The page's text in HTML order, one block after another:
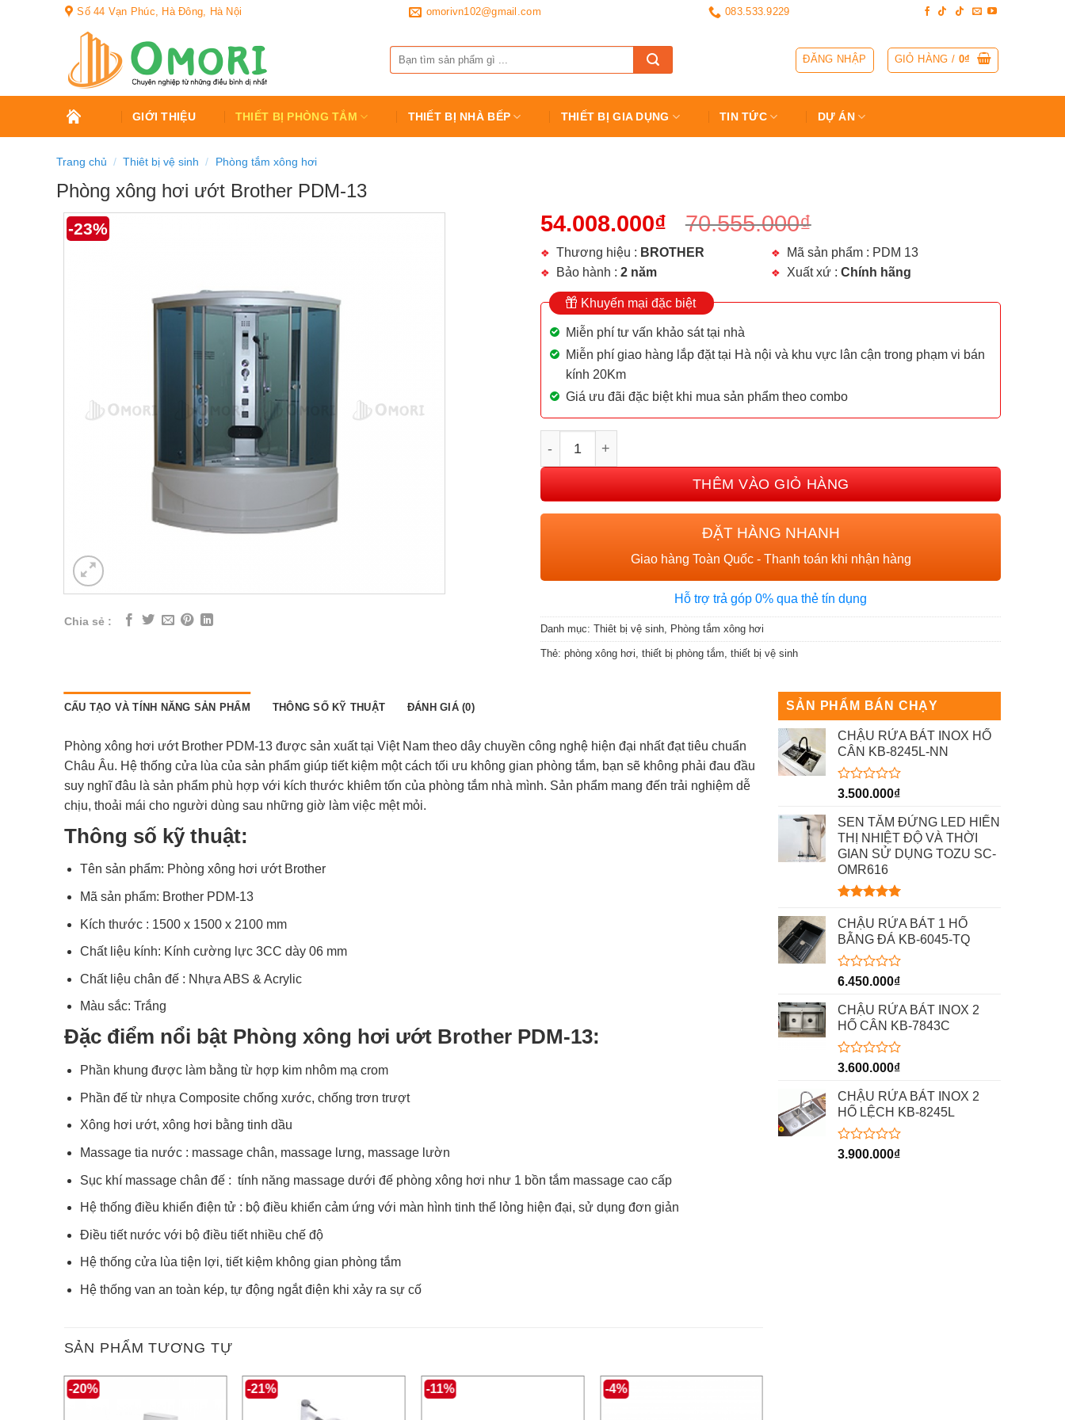
Số 44 Vạn Phúc, Hà Đông, Hà Nội omorivn102@gmail.com 083.533.9229
kiếm:
ĐĂNG NHẬP GIỎ HÀNG / 0₫
TRANG
CHỦ
GIỚI THIỆU THIẾT BỊ PHÒNG TẮM THIẾT BỊ NHÀ BẾP THIẾT BỊ GIA DỤNG TIN TỨC DỰ ÁN
Trang chủ / Thiêt bị vệ sinh / Phòng tắm xông hơi
Phòng xông hơi ướt Brother PDM-13
-23%
Chia sẻ :
54.008.000₫ 70.555.000₫
Thương hiệu : BROTHER
Bảo hành : 2 năm
Mã sản phẩm : PDM 13
Xuất xứ : Chính hãng
Khuyến mại đặc biệt
Miễn phí tư vấn khảo sát tại nhà
Miễn phí giao hàng lắp đặt tại Hà nội và khu vực lân cận trong phạm vi bán
kính 20Km
Giá ưu đãi đặc biệt khi mua sản phẩm theo combo
THÊM VÀO GIỎ HÀNG
ĐẶT HÀNG NHANH
Giao hàng Toàn Quốc - Thanh toán khi nhận hàng
Hỗ trợ trả góp 0% qua thẻ tín dụng
Danh mục: Thiêt bị vệ sinh, Phòng tắm xông hơi
Thẻ: phòng xông hơi, thiết bị phòng tắm, thiết bị vệ sinh
CẤU TẠO VÀ TÍNH NĂNG SẢN PHẨM THÔNG SỐ KỸ THUẬT ĐÁNH GIÁ (0)
Phòng xông hơi ướt Brother PDM-13 được sản xuất tại Việt Nam theo dây chuyền công nghệ hiện đại nhất đạt tiêu chuẩn
Châu Âu. Hệ thống cửa lùa của sản phẩm giúp tiết kiệm một cách tối ưu không gian phòng tắm, bạn sẽ không phải đau đầu
suy nghĩ đâu là sản phẩm phù hợp với kích thước khiêm tốn của phòng tắm nhà mình. Sản phẩm mang đến trải nghiệm dễ
chịu, thoải mái cho người dùng sau những giờ làm việc mệt mỏi.
Thông số kỹ thuật:
Tên sản phẩm: Phòng xông hơi ướt Brother
Mã sản phẩm: Brother PDM-13
Kích thước : 1500 x 1500 x 2100 mm
Chất liệu kính: Kính cường lực 3CC dày 06 mm
Chất liệu chân đế : Nhựa ABS & Acrylic
Màu sắc: Trắng
Đặc điểm nổi bật Phòng xông hơi ướt Brother PDM-13:
Phần khung được làm bằng từ hợp kim nhôm mạ crom
Phần đế từ nhựa Composite chống xước, chống trơn trượt
Xông hơi ướt, xông hơi bằng tinh dầu
Massage tia nước : massage chân, massage lưng, massage lườn
Sục khí massage chân đế : tính năng massage dưới đế phòng xông hơi như 1 bồn tắm massage cao cấp
Hệ thống điều khiển điện tử : bộ điều khiển cảm ứng với màn hình tinh thể lỏng hiện đại, sử dụng đơn giản
Điều tiết nước với bộ điều tiết nhiều chế độ
Hệ thống cửa lùa tiện lợi, tiết kiệm không gian phòng tắm
Hệ thống van an toàn kép, tự động ngắt điện khi xảy ra sự cố
SẢN PHẨM TƯƠNG TỰ
-20% -21% -11% -4%
SẢN PHẨM BÁN CHẠY
CHẬU RỬA BÁT INOX HỐ
CÂN KB-8245L-NN
Được
hạng
0
5
sao
3.500.000₫
SEN TẮM ĐỨNG LED HIỂN
THỊ NHIỆT ĐỘ VÀ THỜI
GIAN SỬ DỤNG TOZU SC-
OMR616
hạng 5.00
5 sao
CHẬU RỬA BÁT 1 HỐ
BẰNG ĐÁ KB-6045-TQ
Được
hạng
0
5
sao
6.450.000₫
CHẬU RỬA BÁT INOX 2
HỐ CÂN KB-7843C
Được
hạng
0
5
sao
3.600.000₫
CHẬU RỬA BÁT INOX 2
HỐ LỆCH KB-8245L
Được
3.900.000₫